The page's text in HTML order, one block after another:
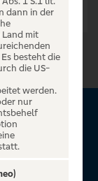
Auf
dann in der
Land mit
besteht die
die US-
werden.
nur